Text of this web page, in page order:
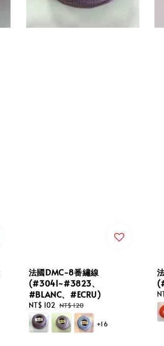
法國DMC-8番繡線
(#3041~#3823、
#BLANC、#ECRU)
Sale
price
NT$ 102 Regular
price
NT$ 120
+16